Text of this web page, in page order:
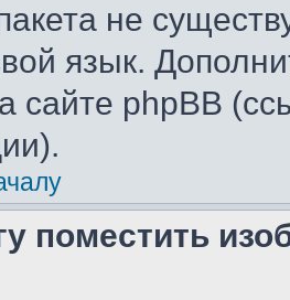
не
язык.
сайте phpBB
поместить